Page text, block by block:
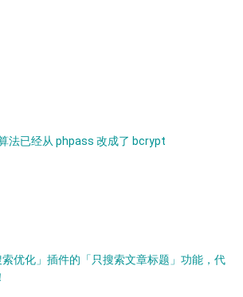
法已经从 phpass 改成了 bcrypt​
优化」插件的「只搜索文章标题」功能，代